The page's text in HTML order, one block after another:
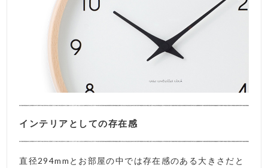
インテリアとしての存在感
直径294mmとお部屋の中では存在感のある大きさだと